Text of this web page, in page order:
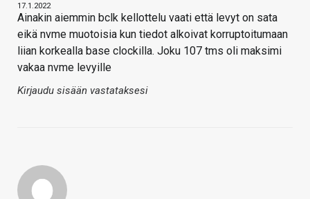
17.1.2022
Ainakin aiemmin bclk kellottelu vaati että levyt on sata
eikä nvme muotoisia kun tiedot alkoivat korruptoitumaan
liian korkealla base clockilla. Joku 107 tms oli maksimi
vakaa nvme levyille
Kirjaudu sisään vastataksesi